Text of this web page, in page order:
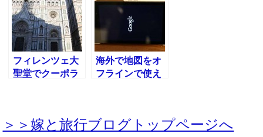
ストラン
行き方
フィレンツェ大
聖堂でクーポラ
海外で地図をオ
フラインで使え
＞＞嫁と旅行ブログトップページへ